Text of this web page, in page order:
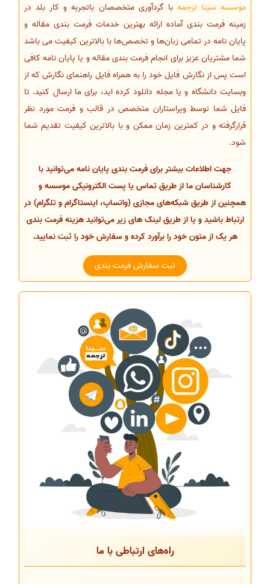
موسسه سینا ترجمه با گردآوری متخصصان باتجربه و کار بلد در
زمینه فرمت بندی آماده ارائه بهترین خدمات فرمت بندی مقاله و
پایان نامه در تمامی زبان‌ها و تخصص‌ها با بالاترین کیفیت می باشد
شما مشتریان عزیز برای انجام فرمت بندی مقاله و یا پایان نامه کافی
است پس از نگارش فایل خود را به همراه فایل راهنمای نگارش که از
وبسایت دانشگاه و یا مجله دانلود کرده اید، برای ما ارسال کنید. تا
فایل شما توسط ویراستاران متخصص در قالب و فرمت مورد نظر
قرارگرفته و در کمترین زمان ممکن و با بالاترین کیفیت تقدیم شما
شود.
جهت اطلاعات بیشتر برای فرمت بندی پایان نامه می‌توانید با
کارشناسان ما از طریق تماس یا پست الکترونیکی موسسه و
همچنین از طریق شبکه‌های مجازی (واتساپ، اینستاگرام و تلگرام) در
ارتباط باشید و یا از طریق لینک های زیر می‌توانید هزینه فرمت بندی
هر یک از متون خود را برآورد کرده و سفارش خود را ثبت نمایید.
ثبت سفارش فرمت بندی
راه‌های ارتباطی با ما